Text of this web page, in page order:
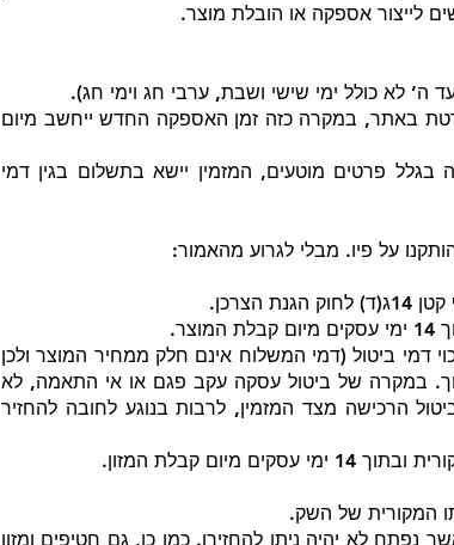
לייצור אספקה או הובלת מוצר.
ה’ לא כולל ימי שישי ושבת, ערבי חג וימי חג).
באתר, במקרה כזה זמן האספקה החדש ייחשב מיום
פרטים מוטעים, המזמין יישא בתשלום בגין דמי
על פיו. מבלי לגרוע מהאמור:
דמי ביטול (דמי המשלוח אינם חלק ממחיר המוצר ולכן
של 5% מסכום העסקה או 100 ש”ח, לפי הנמוך. במקרה של ביטול עסקה עקב פגם או אי התאמה, לא
הרכישה מצד המזמין, לרבות בנוגע לחובה להחזיר
קבלת המזון.
נפתח לא יהיה ניתן להחזירו. כמו כן, גם חטיפים ומזון